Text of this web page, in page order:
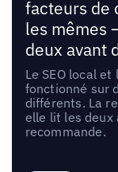
facteurs de
les mêmes
deux avant
Le SEO local
fonctionné sur
différents. La
elle lit les deux
recommande.